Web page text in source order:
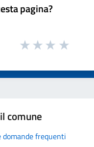
pagina?
comune
domande frequenti